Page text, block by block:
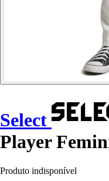
Select
Player
Produto indisponível